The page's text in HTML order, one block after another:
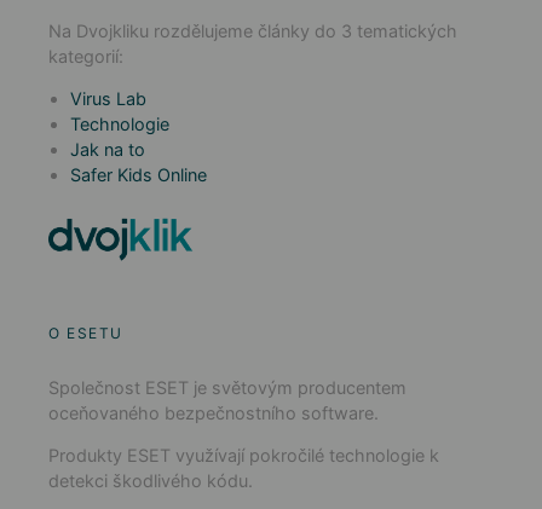
Na Dvojkliku rozdělujeme články do 3 tematických
kategorií:
Virus Lab
Technologie
Jak na to
Safer Kids Online
O ESETU
Společnost ESET je světovým producentem
oceňovaného bezpečnostního software.
Produkty ESET využívají pokročilé technologie k
detekci škodlivého kódu.